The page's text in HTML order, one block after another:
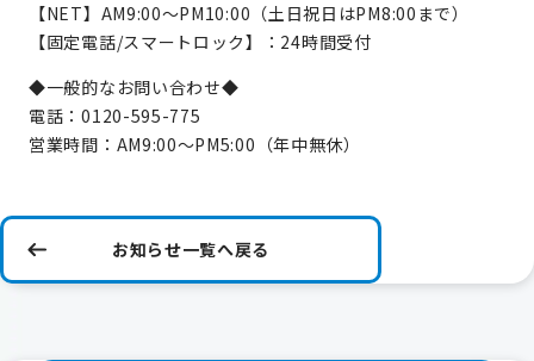
【NET】AM9:00～PM10:00（土日祝日はPM8:00まで）
【固定電話/スマートロック】：24時間受付
◆一般的なお問い合わせ◆
電話：0120-595-775
営業時間：AM9:00～PM5:00（年中無休）
お知らせ一覧へ戻る